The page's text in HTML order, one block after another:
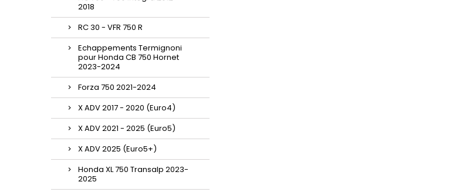
2018
RC 30 - VFR 750 R
Echappements Termignoni
pour Honda CB 750 Hornet
2023-2024
Forza 750 2021-2024
X ADV 2017 - 2020 (Euro4)
X ADV 2021 - 2025 (Euro5)
X ADV 2025 (Euro5+)
Honda XL 750 Transalp 2023-
2025